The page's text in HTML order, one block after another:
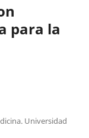
para la
Universidad